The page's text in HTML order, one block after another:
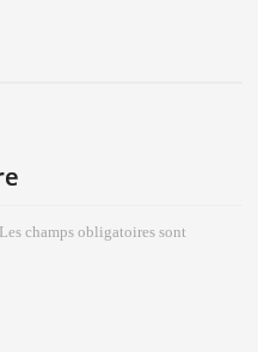
Les champs obligatoires sont